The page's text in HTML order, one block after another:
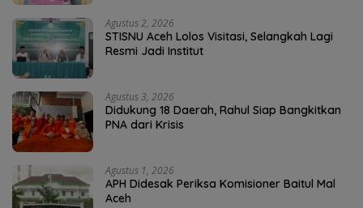
Agustus 2, 2026
STISNU Aceh Lolos Visitasi, Selangkah Lagi
Resmi Jadi Institut
Agustus 3, 2026
Didukung 18 Daerah, Rahul Siap Bangkitkan
PNA dari Krisis
Agustus 1, 2026
APH Didesak Periksa Komisioner Baitul Mal
Aceh